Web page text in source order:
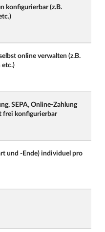
konfigurierbar (z.B.
online verwalten (z.B.
etc.)
SEPA, Online-Zahlung
frei konfigurierbar
und -Ende) individuel pro